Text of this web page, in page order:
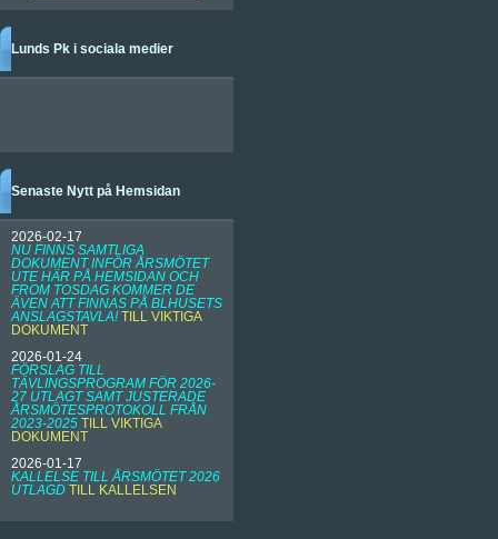
Lunds Pk i sociala medier
Senaste Nytt på Hemsidan
2026-02-17
NU FINNS SAMTLIGA
DOKUMENT INFÖR ÅRSMÖTET
UTE HÄR PÅ HEMSIDAN OCH
FROM TOSDAG KOMMER DE
ÄVEN ATT FINNAS PÅ BLHUSETS
ANSLAGSTAVLA! TILL VIKTIGA
DOKUMENT
2026-01-24
FÖRSLAG TILL
TÄVLINGSPROGRAM FÖR 2026-
27 UTLAGT SAMT JUSTERADE
ÅRSMÖTESPROTOKOLL FRÅN
2023-2025 TILL VIKTIGA
DOKUMENT
2026-01-17
KALLELSE TILL ÅRSMÖTET 2026
UTLAGD TILL KALLELSEN